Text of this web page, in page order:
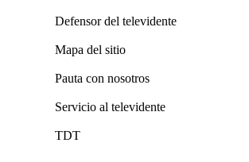
Defensor del televidente
Mapa del sitio
Pauta con nosotros
Servicio al televidente
TDT